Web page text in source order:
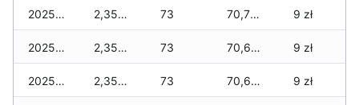
2025-12-11 2,355 zł 73 70,730 zł 9 zł
2025-12-10 2,355 zł 73 70,695 zł 9 zł
2025-12-09 2,355 zł 73 70,610 zł 9 zł